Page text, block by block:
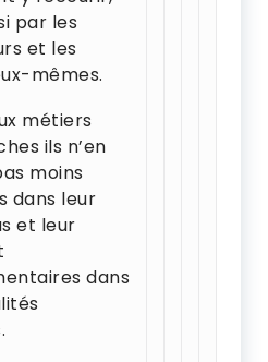
par les
et les
mêmes.
métiers
ils n’en
moins
dans leur
et leur
dans